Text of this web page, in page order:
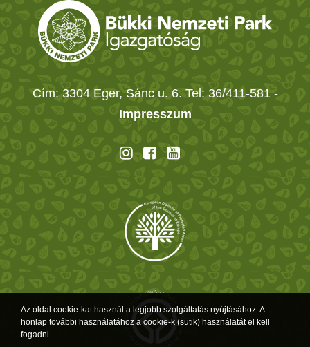
Cím: 3304 Eger, Sánc u. 6. Tel: 36/411-581 -
Impresszum
Az oldal cookie-kat használ a legjobb szolgáltatás nyújtásához. A
honlap további használatához a cookie-k (sütik) használatát el kell
fogadni.